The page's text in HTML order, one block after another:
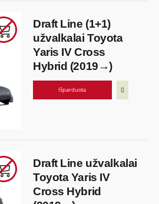
Draft Line (1+1)
užvalkalai Toyota
Yaris IV Cross
Hybrid (2019→)
Išparduota
Draft Line užvalkalai
Toyota Yaris IV
Cross Hybrid